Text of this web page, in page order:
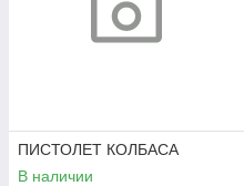
ПИСТОЛЕТ КОЛБАСА
В наличии